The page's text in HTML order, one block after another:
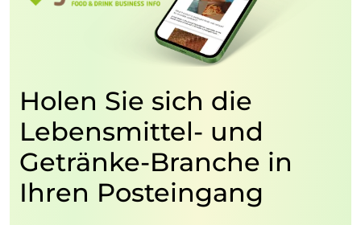
Holen Sie sich die
Lebensmittel- und
Getränke-Branche in
Ihren Posteingang